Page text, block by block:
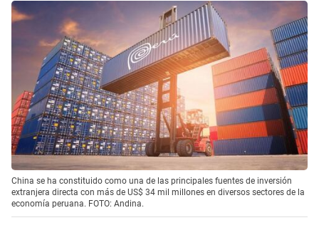
China se ha constituido como una de las principales fuentes de inversión
extranjera directa con más de US$ 34 mil millones en diversos sectores de la
economía peruana. FOTO: Andina.